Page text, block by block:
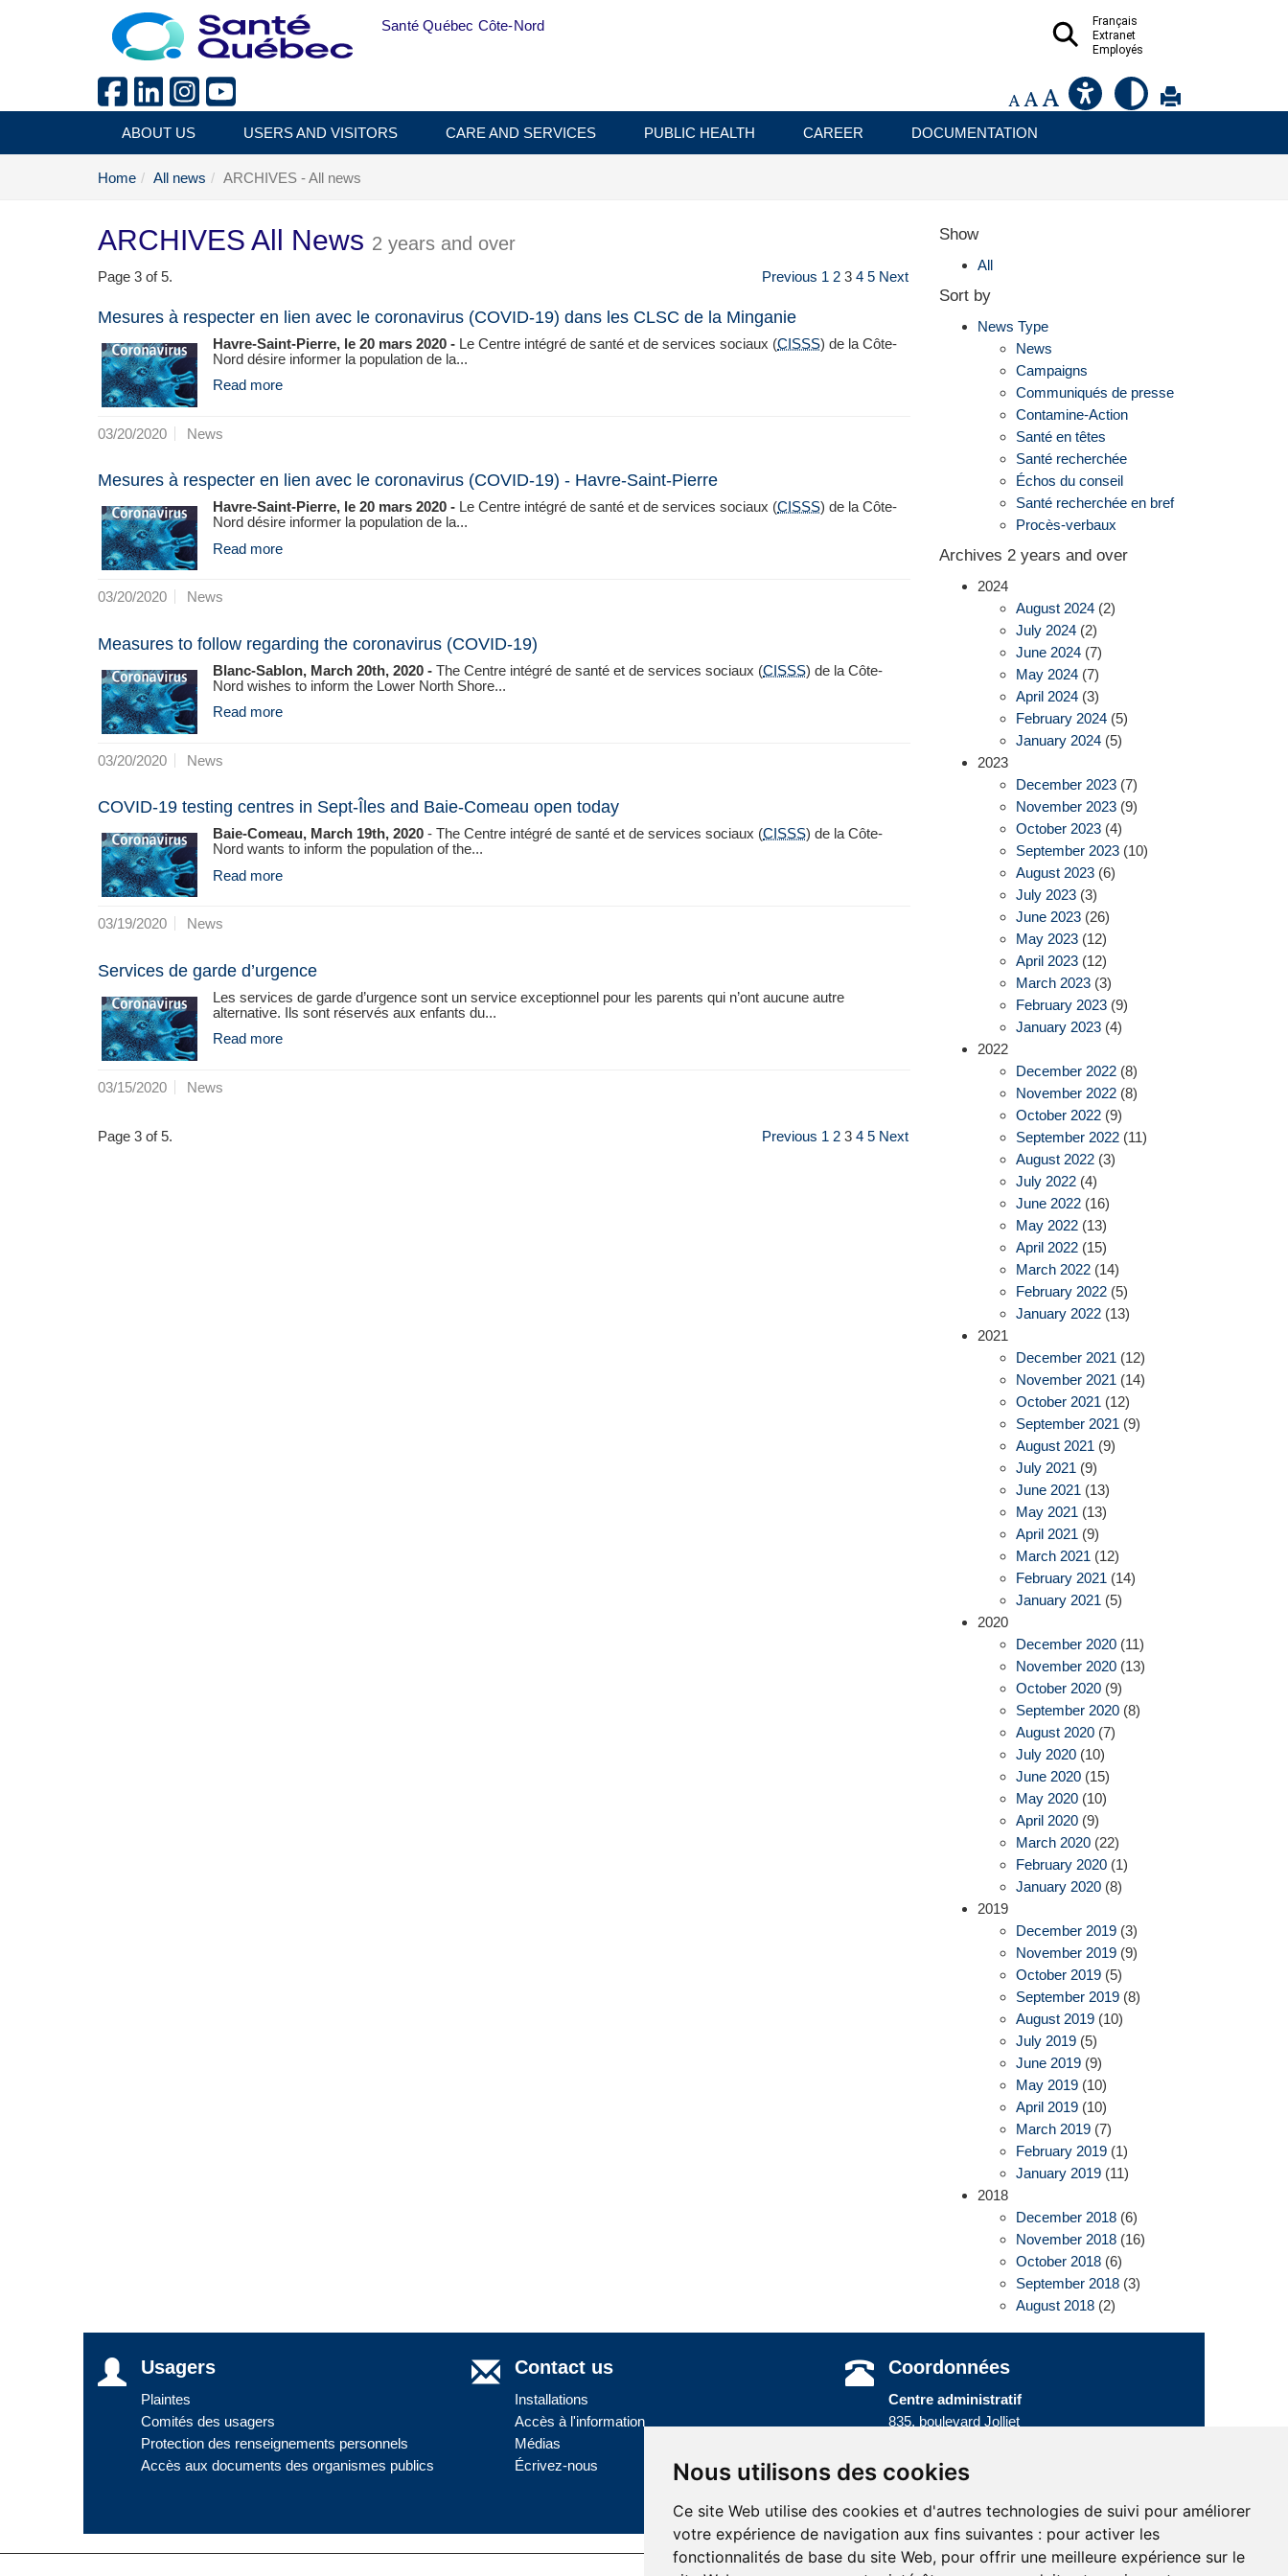
Nous utilisons des cookies
Ce site Web utilise des cookies et d'autres technologies de suivi pour améliorer
votre expérience de navigation aux fins suivantes : pour activer les
fonctionnalités de base du site Web, pour offrir une meilleure expérience sur le
Français
Extranet
Employés
Santé Québec Côte-Nord
ABOUT US USERS AND VISITORS CARE AND SERVICES PUBLIC HEALTH CAREER DOCUMENTATION
Home All news ARCHIVES - All news
ARCHIVES All News 2 years and over
Page 3 of 5. Previous 1 2 3 4 5 Next
Mesures à respecter en lien avec le coronavirus (COVID-19) dans les CLSC de la Minganie
Havre-Saint-Pierre, le 20 mars 2020 - Le Centre intégré de santé et de services sociaux (CISSS) de la Côte-
Nord désire informer la population de la...
Read more
03/20/2020 News
Mesures à respecter en lien avec le coronavirus (COVID-19) - Havre-Saint-Pierre
Havre-Saint-Pierre, le 20 mars 2020 - Le Centre intégré de santé et de services sociaux (CISSS) de la Côte-
Nord désire informer la population de la...
Read more
03/20/2020 News
Measures to follow regarding the coronavirus (COVID-19)
Blanc-Sablon, March 20th, 2020 - The Centre intégré de santé et de services sociaux (CISSS) de la Côte-
Nord wishes to inform the Lower North Shore...
Read more
03/20/2020 News
COVID-19 testing centres in Sept-Îles and Baie-Comeau open today
Baie-Comeau, March 19th, 2020 - The Centre intégré de santé et de services sociaux (CISSS) de la Côte-
Nord wants to inform the population of the...
Read more
03/19/2020 News
Services de garde d’urgence
Les services de garde d’urgence sont un service exceptionnel pour les parents qui n’ont aucune autre
alternative. Ils sont réservés aux enfants du...
Read more
03/15/2020 News
Page 3 of 5. Previous 1 2 3 4 5 Next
Show
All
Sort by
News Type
News
Campaigns
Communiqués de presse
Contamine-Action
Santé en têtes
Santé recherchée
Échos du conseil
Santé recherchée en bref
Procès-verbaux
Archives 2 years and over
2024
August 2024(2)
July 2024(2)
June 2024(7)
May 2024(7)
April 2024(3)
February 2024(5)
January 2024(5)
2023
December 2023(7)
November 2023(9)
October 2023(4)
September 2023(10)
August 2023(6)
July 2023(3)
June 2023(26)
May 2023(12)
April 2023(12)
March 2023(3)
February 2023(9)
January 2023(4)
2022
December 2022(8)
November 2022(8)
October 2022(9)
September 2022(11)
August 2022(3)
July 2022(4)
June 2022(16)
May 2022(13)
April 2022(15)
March 2022(14)
February 2022(5)
January 2022(13)
2021
December 2021 (12)
November 2021 (14)
October 2021 (12)
September 2021 (9)
August 2021 (9)
July 2021 (9)
June 2021 (13)
May 2021 (13)
April 2021 (9)
March 2021 (12)
February 2021 (14)
January 2021 (5)
2020
December 2020(11)
November 2020(13)
October 2020(9)
September 2020(8)
August 2020(7)
July 2020(10)
June 2020(15)
May 2020(10)
April 2020(9)
March 2020(22)
February 2020(1)
January 2020(8)
2019
December 2019(3)
November 2019(9)
October 2019(5)
September 2019(8)
August 2019(10)
July 2019(5)
June 2019(9)
May 2019(10)
April 2019(10)
March 2019(7)
February 2019(1)
January 2019(11)
2018
December 2018(6)
November 2018(16)
October 2018(6)
September 2018(3)
August 2018(2)
Usagers
Plaintes
Comités des usagers
Protection des renseignements personnels
Accès aux documents des organismes publics
Contact us
Installations
Accès à l'information
Médias
Écrivez-nous
Coordonnées
Centre administratif
835, boulevard Jolliet
Téléphone :418 589-9845